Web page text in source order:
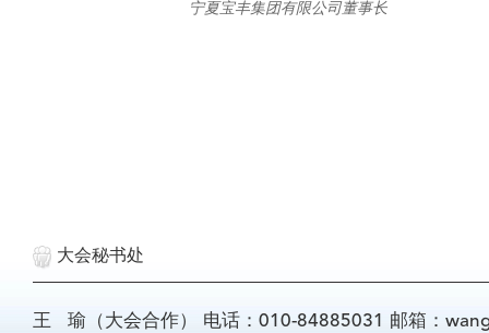
宁夏宝丰集团有限公司董事长
大会秘书处
王 瑜（大会合作） 电话：010-84885031 邮箱：